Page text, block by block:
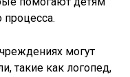
процесса.
могут
такие как логопед,